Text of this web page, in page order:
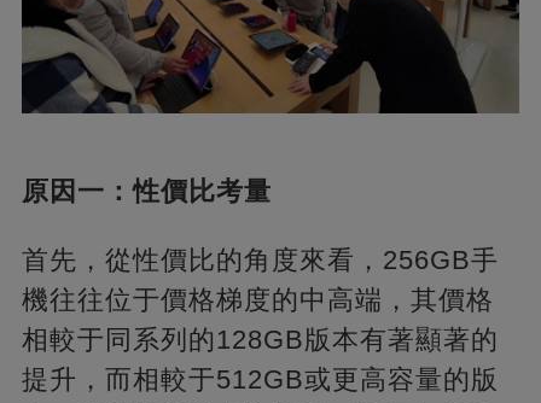
原因一：性價比考量
首先，從性價比的角度來看，256GB手
機往往位于價格梯度的中高端，其價格
相較于同系列的128GB版本有著顯著的
提升，而相較于512GB或更高容量的版